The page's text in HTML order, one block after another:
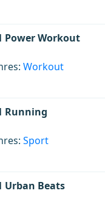
Power Workout
Workout
Running
Sport
Urban Beats